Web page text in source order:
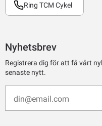
Ring TCM Cykel
Nyhetsbrev
Registrera dig för att få vårt
senaste nytt.